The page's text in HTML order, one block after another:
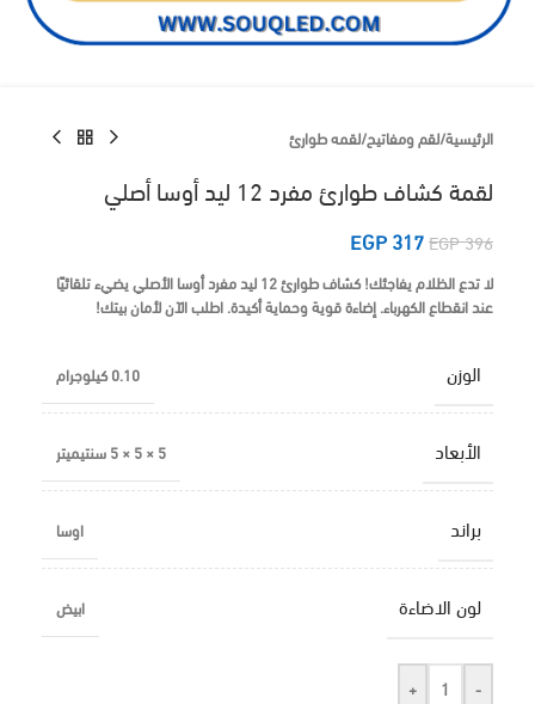
الرئيسية/لقم ومفاتيح/لقمه طوارئ
لقمة كشاف طوارئ مفرد 12 ليد أوسا أصلي
EGP396
EGP317
لا تدع الظلام يفاجئك!كشاف طوارئ 12 ليد مفرد أوسا الأصلي
يضيء تلقائيًا
عند انقطاع الكهرباء. إضاءة قوية وحماية أكيدة.اطلب الآنلأمان بيتك!
الوزن 0.10 كيلوجرام
الأبعاد 5 × 5 × 5 سنتيميتر
براند اوسا
لون الاضاءة ابيض
-
+